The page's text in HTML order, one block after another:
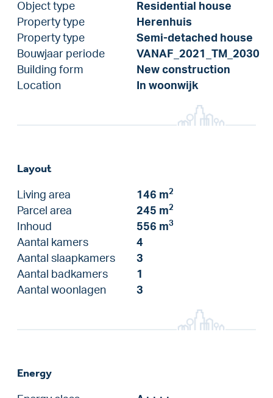
Object type
Residential house
Property type
Herenhuis
Property type
Semi-detached house
Bouwjaar periode
VANAF_2021_TM_2030
Building form
New construction
Location
In woonwijk
Layout
Living area 146 m2
Parcel area 245 m2
Inhoud 556 m3
Aantal kamers
4
Aantal slaapkamers
3
Aantal badkamers
1
Aantal woonlagen
3
Energy